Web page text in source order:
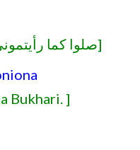
[صلوا كما
Bukhari. ]